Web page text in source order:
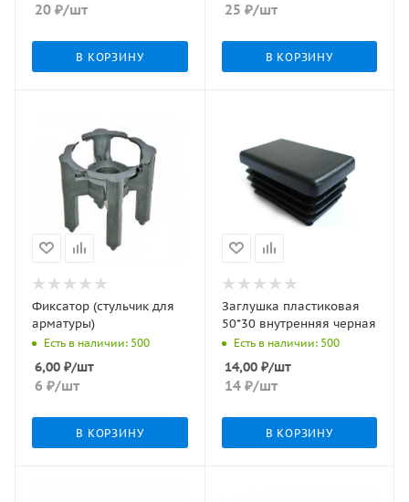
20 ₽/шт
В КОРЗИНУ
25 ₽/шт
В КОРЗИНУ
Фиксатор (стульчик для
арматуры)
Есть в наличии: 500
6,00 ₽/шт
6 ₽/шт
В КОРЗИНУ
Заглушка пластиковая
50*30 внутренняя черная
Есть в наличии: 500
14,00₽/шт
14₽/шт
В КОРЗИНУ